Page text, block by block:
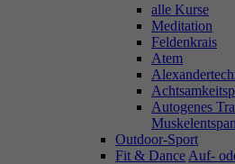
alle Kurse
Meditation
Feldenkrais
Atem
Autogenes
Outdoor-Sport
Fit & Dance Auf-